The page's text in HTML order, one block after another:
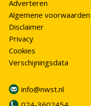
Adverteren
Algemene voorwaarden
Disclaimer
Privacy
Cookies
Verschijningsdata
info@nwst.nl